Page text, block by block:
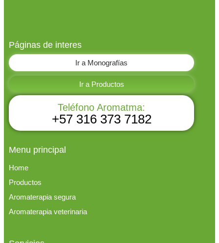
Páginas de interes
Ir a Monografías
Ir a Productos
Teléfono Aromatma:
+57 316 373 7182
Menu principal
Home
Productos
Aromaterapia segura
Aromaterapia veterinaria